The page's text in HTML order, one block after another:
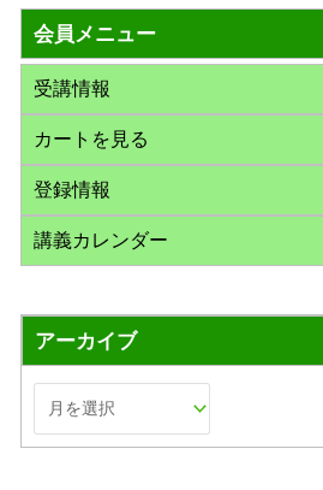
象
:
会員メニュー
受講情報
カートを見る
登録情報
講義カレンダー
アーカイブ